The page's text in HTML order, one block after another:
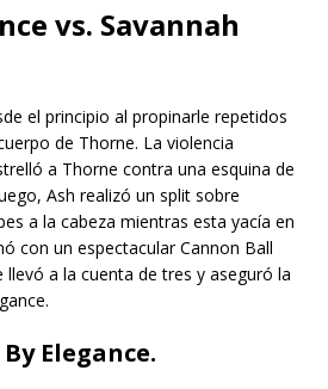
vs. Savannah
el principio al propinarle repetidos
de Thorne. La violencia
a Thorne contra una esquina de
Ash realizó un split sobre
a la cabeza mientras esta yacía en
con un espectacular Cannon Ball
llevó a la cuenta de tres y aseguró la
Elegance.